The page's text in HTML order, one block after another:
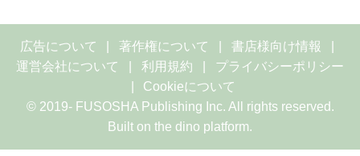
広告について 著作権について
書店様向け情報
運営会社について
利用規約
プライバシーポリシー
Cookieについて
© 2019- FUSOSHA Publishing Inc. All rights reserved.
Built on the dino platform.